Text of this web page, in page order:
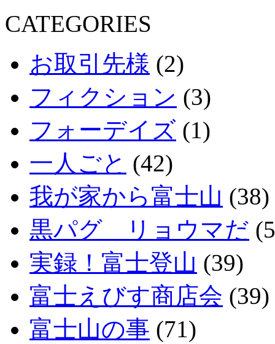
CATEGORIES
お取引先様 (2)
フィクション (3)
フォーデイズ (1)
一人ごと (42)
我が家から富士山 (38)
黒パグ リョウマだ
実録！富士登山 (39)
富士えびす商店会 (39)
富士山の事 (71)